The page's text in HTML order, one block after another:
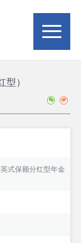
型）
式保额分红型年金